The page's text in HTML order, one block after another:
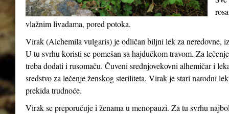
vlažnim livadama, pored potoka.
Virak (Alchemila vulgaris) je odličan biljni lek za neredovne,
U tu svrhu koristi se pomešan sa hajdučkom travom. Za
treba dodati i rusomaču. Čuveni srednjovekovni alhemičar i
sredstvo za lečenje ženskog steriliteta. Virak je stari narodni
prekida trudnoće.
Virak se preporučuje i ženama u menopauzi. Za tu svrhu